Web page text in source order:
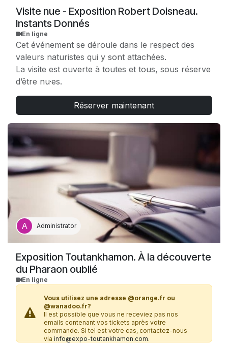
Visite nue - Exposition Robert Doisneau.
Instants Donnés
En ligne
Cet événement se déroule dans le respect des
valeurs naturistes qui y sont attachées.
La visite est ouverte à toutes et tous, sous réserve
d’être nu·es.
Réserver maintenant
Administrator
Exposition Toutankhamon. À la découverte
du Pharaon oublié
En ligne
Vous utilisez une adresse @orange.fr ou
@wanadoo.fr?
Il est possible que vous ne receviez pas nos
emails contenant vos tickets après votre
commande. Si tel est votre cas, contactez-nous
via info@expo-toutankhamon.com.